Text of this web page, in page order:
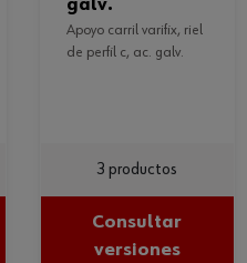
apoyo carril varifix, riel
de perfil c, ac. galv.
3 productos
Consultar
versiones